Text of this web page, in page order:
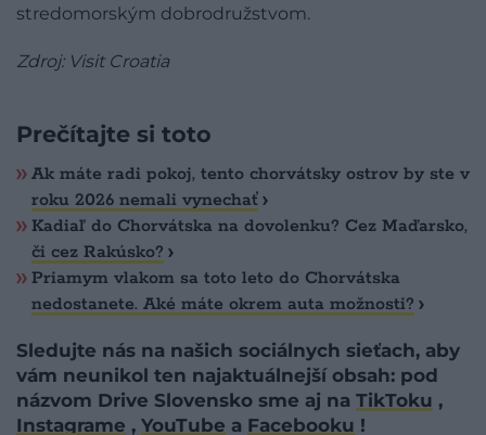
stredomorským dobrodružstvom.
Zdroj: Visit Croatia
Prečítajte si toto
Ak máte radi pokoj, tento chorvátsky ostrov by ste v
roku 2026 nemali vynechať
Kadiaľ do Chorvátska na dovolenku? Cez Maďarsko,
či cez Rakúsko?
Priamym vlakom sa toto leto do Chorvátska
nedostanete. Aké máte okrem auta možnosti?
Sledujte nás na našich sociálnych sieťach, aby
vám neunikol ten najaktuálnejší obsah: pod
názvom Drive Slovensko sme aj na TikToku ,
Instagrame , YouTube a Facebooku !